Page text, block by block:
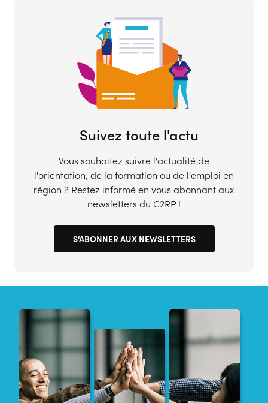
Suivez toute l'actu
Vous souhaitez suivre l'actualité de
l'orientation, de la formation ou de l'emploi en
région ? Restez informé en vous abonnant aux
newsletters du C2RP !
S'ABONNER AUX NEWSLETTERS